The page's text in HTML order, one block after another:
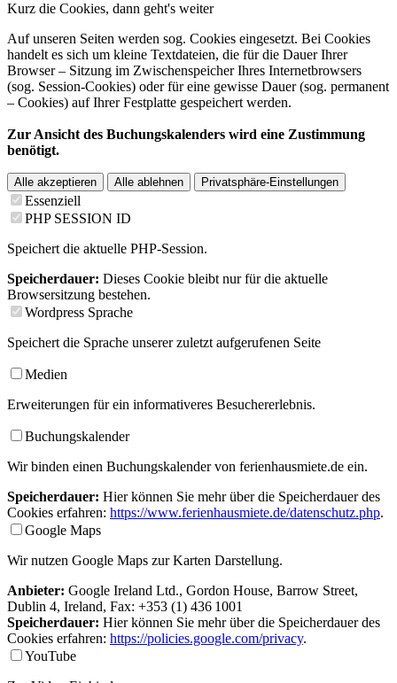
Kurz die Cookies, dann geht's weiter
Auf unseren Seiten werden sog. Cookies eingesetzt. Bei Cookies
handelt es sich um kleine Textdateien, die für die Dauer Ihrer
Browser – Sitzung im Zwischenspeicher Ihres Internetbrowsers
(sog. Session-Cookies) oder für eine gewisse Dauer (sog. permanent
– Cookies) auf Ihrer Festplatte gespeichert werden.
Zur Ansicht des Buchungskalenders wird eine Zustimmung
benötigt.
Alle akzeptieren Alle ablehnen Privatsphäre-Einstellungen
Essenziell
PHP SESSION ID
Speichert die aktuelle PHP-Session.
Speicherdauer: Dieses Cookie bleibt nur für die aktuelle
Browsersitzung bestehen.
Wordpress Sprache
Speichert die Sprache unserer zuletzt aufgerufenen Seite
Medien
Erweiterungen für ein informativeres Besuchererlebnis.
Buchungskalender
Wir binden einen Buchungskalender von ferienhausmiete.de ein.
Speicherdauer: Hier können Sie mehr über die Speicherdauer des
Cookies erfahren: https://www.ferienhausmiete.de/datenschutz.php.
Google Maps
Wir nutzen Google Maps zur Karten Darstellung.
Anbieter: Google Ireland Ltd., Gordon House, Barrow Street,
Dublin 4, Ireland, Fax: +353 (1) 436 1001
Speicherdauer: Hier können Sie mehr über die Speicherdauer des
Cookies erfahren: https://policies.google.com/privacy.
YouTube